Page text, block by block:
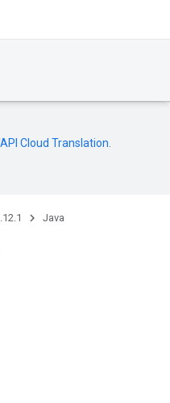
API Cloud Translation
Java